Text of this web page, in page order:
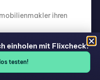
ihren
einholen mit Flixcheck.
testen!